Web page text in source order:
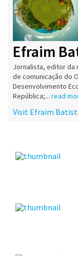
Efraim
Jornalista, editor da
de comunicação do
Desenvolvimento
República;... read
Visit Efraim